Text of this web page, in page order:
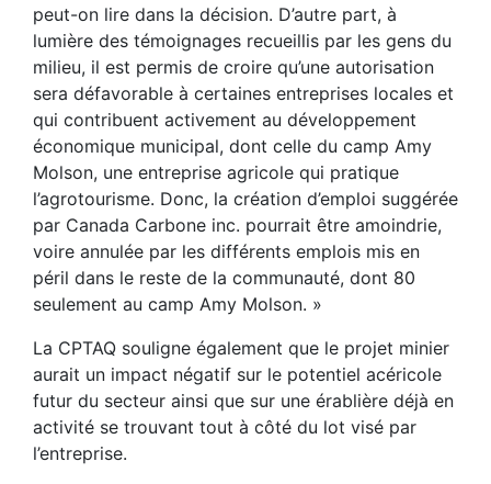
peut-on lire dans la décision. D’autre part, à
lumière des témoignages recueillis par les gens du
milieu, il est permis de croire qu’une autorisation
sera défavorable à certaines entreprises locales et
qui contribuent activement au développement
économique municipal, dont celle du camp Amy
Molson, une entreprise agricole qui pratique
l’agrotourisme. Donc, la création d’emploi suggérée
par Canada Carbone inc. pourrait être amoindrie,
voire annulée par les différents emplois mis en
péril dans le reste de la communauté, dont 80
seulement au camp Amy Molson. »
La CPTAQ souligne également que le projet minier
aurait un impact négatif sur le potentiel acéricole
futur du secteur ainsi que sur une érablière déjà en
activité se trouvant tout à côté du lot visé par
l’entreprise.